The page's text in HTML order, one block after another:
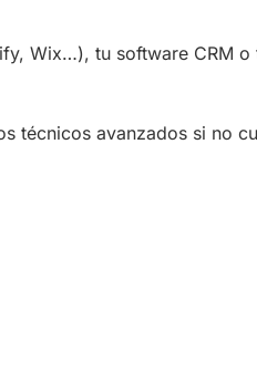
Wix…), tu software CRM o
técnicos avanzados si no